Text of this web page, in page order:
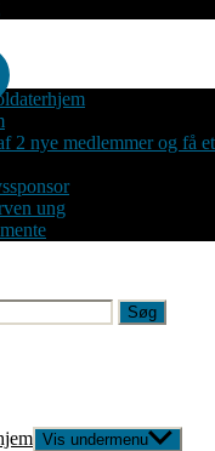
2 nye medlemmer og få
ung
Vis undermenu